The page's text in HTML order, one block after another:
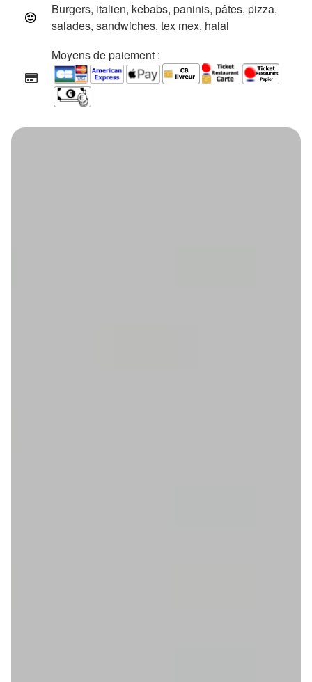
Burgers, italien, kebabs, paninis, pâtes, pizza,
salades, sandwiches, tex mex, halal
Moyens de paiement :